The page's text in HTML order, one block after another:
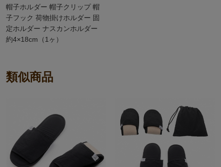
帽子ホルダー 帽子クリップ 帽
子フック 荷物掛けホルダー 固
定ホルダー ナスカンホルダー
約4×18cm（1ヶ）
類似商品